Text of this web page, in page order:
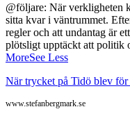
@följare: När verkligheten
sitta kvar i väntrummet.
regler och att undantag är
plötsligt upptäckt att politik
MoreSee Less
När trycket på Tidö blev
www.stefanbergmark.se